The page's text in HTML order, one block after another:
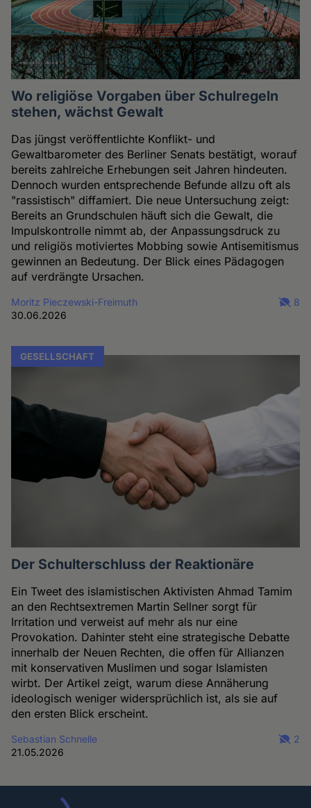
Wo religiöse Vorgaben über Schulregeln
stehen, wächst Gewalt
Das jüngst veröffentlichte Konflikt- und
Gewaltbarometer des Berliner Senats bestätigt, worauf
bereits zahlreiche Erhebungen seit Jahren hindeuten.
Dennoch wurden entsprechende Befunde allzu oft als
"rassistisch" diffamiert. Die neue Untersuchung zeigt:
Bereits an Grundschulen häuft sich die Gewalt, die
Impulskontrolle nimmt ab, der Anpassungsdruck zu
und religiös motiviertes Mobbing sowie Antisemitismus
gewinnen an Bedeutung. Der Blick eines Pädagogen
auf verdrängte Ursachen.
Moritz Pieczewski-Freimuth
30.06.2026
8
GESELLSCHAFT
Der Schulterschluss der Reaktionäre
Ein Tweet des islamistischen Aktivisten Ahmad Tamim
an den Rechtsextremen Martin Sellner sorgt für
Irritation und verweist auf mehr als nur eine
Provokation. Dahinter steht eine strategische Debatte
innerhalb der Neuen Rechten, die offen für Allianzen
mit konservativen Muslimen und sogar Islamisten
wirbt. Der Artikel zeigt, warum diese Annäherung
ideologisch weniger widersprüchlich ist, als sie auf
den ersten Blick erscheint.
Sebastian Schnelle
21.05.2026
2